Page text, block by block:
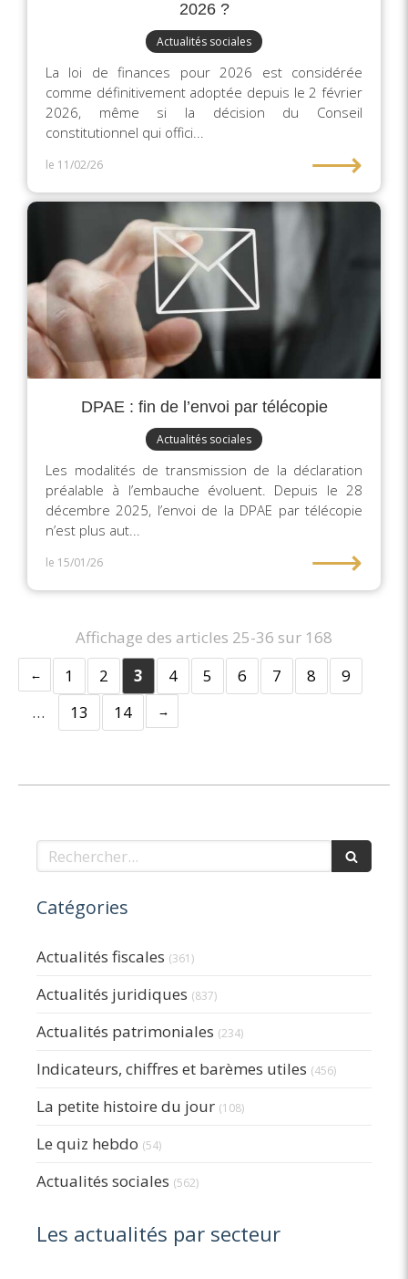
2026 ?
Actualités sociales
La loi de finances pour 2026 est considérée
comme définitivement adoptée depuis le 2 février
2026, même si la décision du Conseil
constitutionnel qui offici...
le 11/02/26 ⟶
DPAE : fin de l’envoi par télécopie
Actualités sociales
Les modalités de transmission de la déclaration
préalable à l’embauche évoluent. Depuis le 28
décembre 2025, l’envoi de la DPAE par télécopie
n’est plus aut...
le 15/01/26 ⟶
Affichage des articles 25-36 sur 168
1
2 3 4 5 6 7 8
9
…
13 14
Rechercher
Catégories
Actualités fiscales (361)
Actualités juridiques (837)
Actualités patrimoniales (234)
Indicateurs, chiffres et barèmes utiles (456)
La petite histoire du jour (108)
Le quiz hebdo (54)
Actualités sociales (562)
Les actualités par secteur